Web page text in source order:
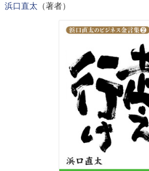
浜口直太 （著者）